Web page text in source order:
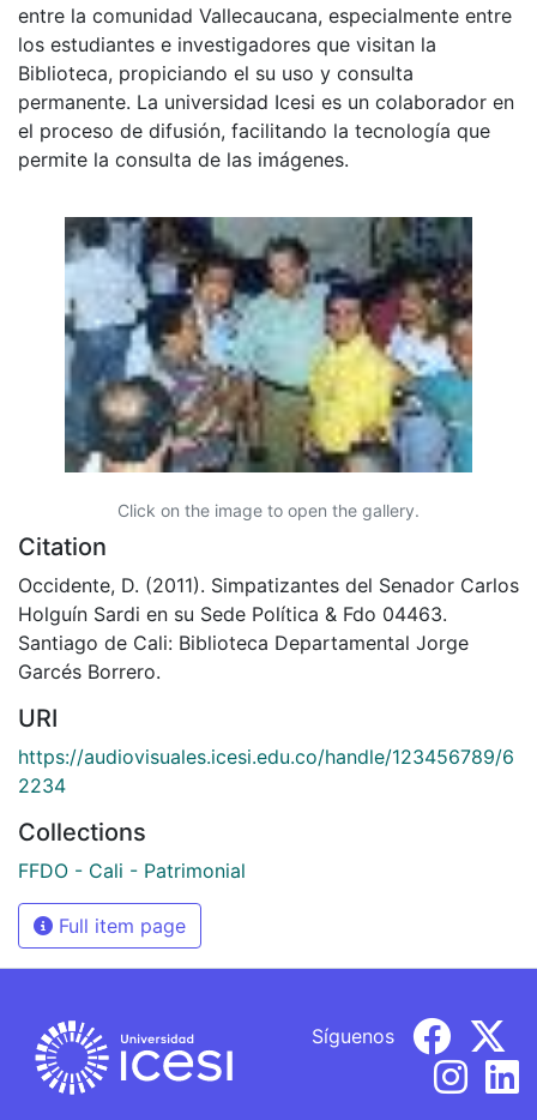
entre la comunidad Vallecaucana, especialmente entre
los estudiantes e investigadores que visitan la
Biblioteca, propiciando el su uso y consulta
permanente. La universidad Icesi es un colaborador en
el proceso de difusión, facilitando la tecnología que
permite la consulta de las imágenes.
Click on the image to open the gallery.
Citation
Occidente, D. (2011). Simpatizantes del Senador Carlos
Holguín Sardi en su Sede Política & Fdo 04463.
Santiago de Cali: Biblioteca Departamental Jorge
Garcés Borrero.
URI
https://audiovisuales.icesi.edu.co/handle/123456789/6
2234
Collections
FFDO - Cali - Patrimonial
Full item page
Síguenos